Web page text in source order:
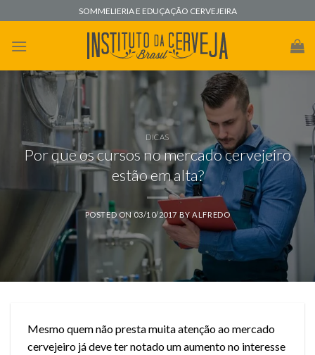
to
content
SOMMELIERIA E EDUÇAÇÃO CERVEJEIRA
DICAS
Por que os cursos no mercado cervejeiro
estão em alta?
POSTED ON 03/10/2017 BYALFREDO
Mesmo quem não presta muita atenção ao mercado
cervejeiro já deve ter notado um aumento no interesse